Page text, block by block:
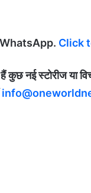
Click
कुछ नई स्टोरीज या